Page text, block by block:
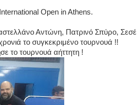
Open in Athens.
Αντώνη, Πατρινό Σπύρο, Σεσέ
το συγκεκριμένο τουρνουά !!
το τουρνουά αήττητη !